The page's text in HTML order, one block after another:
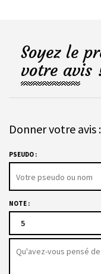
Soyez le
votre avis
Donner votre avis :
PSEUDO :
NOTE :
5